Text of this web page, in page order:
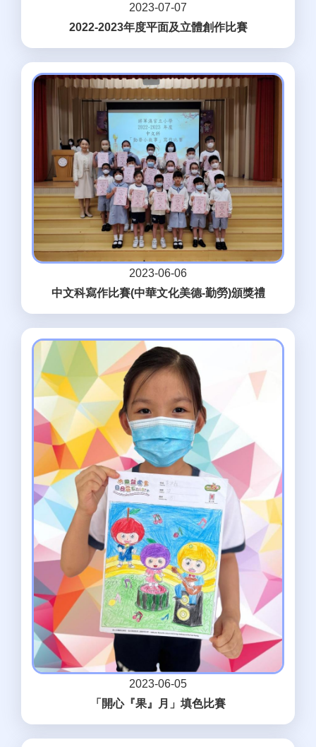
2023-07-07
2022-2023年度平面及立體創作比賽
2023-06-06
中文科寫作比賽(中華文化美德-勤勞)頒獎禮
2023-06-05
「開心『果』月」填色比賽